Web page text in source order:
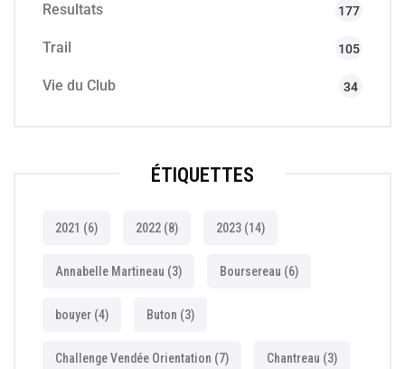
Resultats 177
Trail 105
Vie du Club 34
ÉTIQUETTES
2021 (6) 2022 (8) 2023 (14)
Annabelle Martineau (3) Boursereau (6)
bouyer (4) Buton (3)
Challenge Vendée Orientation (7) Chantreau (3)